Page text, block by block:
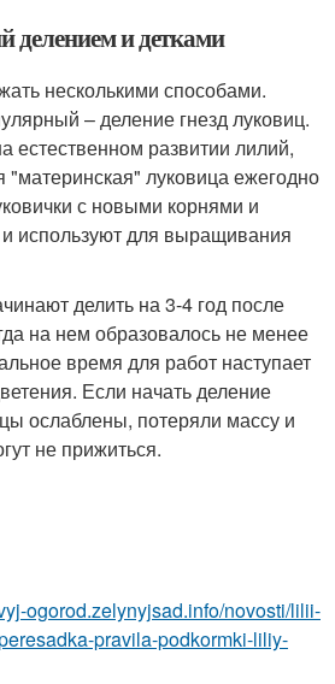
делением и детками
несколькими способами.
– деление гнезд луковиц.
естественном развитии лилий,
"материнская" луковица ежегодно
с новыми корнями и
используют для выращивания
делить на 3-4 год после
на нем образовалось не менее
время для работ наступает
Если начать деление
ослаблены, потеряли массу и
не прижиться.
ogorod.zelynyjsad.info/novosti/lilii-
pravila-podkormki-liliy-